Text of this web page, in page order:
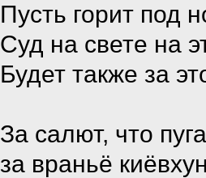
Пусть горит под
Суд на свете на
Будет также за
За салют, что
за враньё